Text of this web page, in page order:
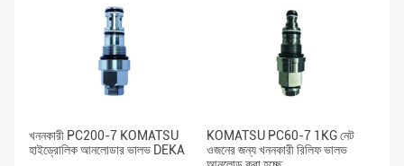
খননকারী PC200-7 KOMATSU
হাইড্রোলিক আনলোডার ভালভ DEKA
KOMATSU PC60-7 1KG নেট
ওজনের জন্য খননকারী রিলিফ ভালভ